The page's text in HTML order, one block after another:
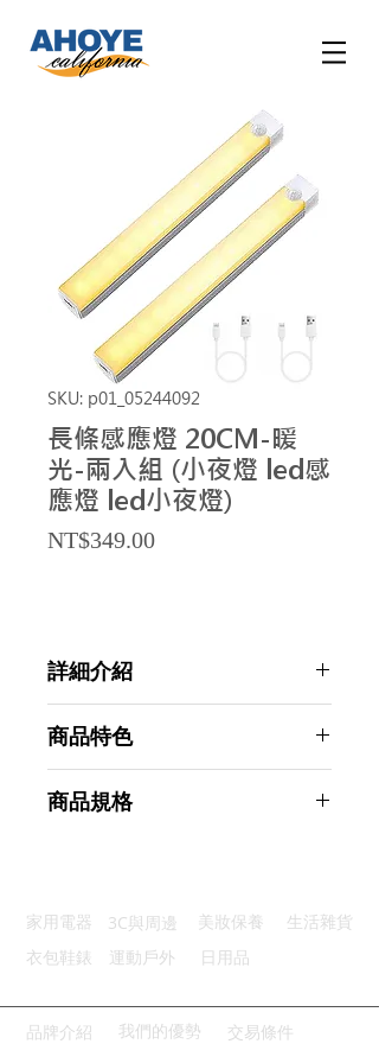
SKU: p01_05244092
長條感應燈 20CM-暖
光-兩入組 (小夜燈 led感
應燈 led小夜燈)
NT$349.00Price
詳細介紹
商品特色
多種模式：四種模式可調符合需求
商品規格
主要材質：PC
商品尺寸：20*2*2cm
產地名稱：中國大陸
代理商：亞桓有限公司
家用電器 3C與周邊 美妝保養
生活雜貨
衣包鞋錶
運動戶外 日用品
品牌介紹 我們的優勢 交易條件